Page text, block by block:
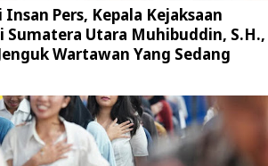
Insan Pers, Kepala Kejaksaan
Sumatera Utara Muhibuddin, S.H.,
Wartawan Yang Sedang